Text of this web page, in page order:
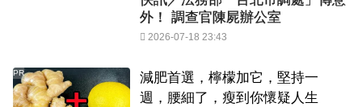
外！ 調查官陳屍辦公室
2026-07-18 23:43
減肥首選，檸檬加它，堅持一
週，腰細了，瘦到你懷疑人生
PR